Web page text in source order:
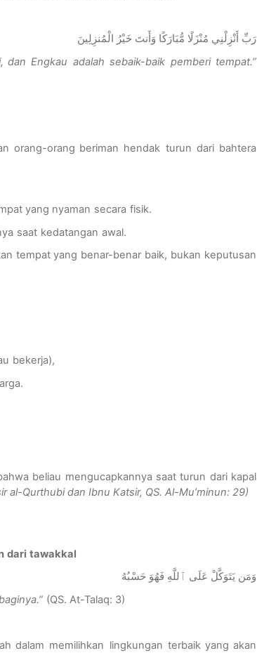
رَبِّ أَنْزِلْنِي مُنْزَلًا مُّبَارَكًا وَأَنتَ خَيْرُ الْمُنزِلِينَ
, danEngkau adalah sebaik-baik pemberi tempat.”
orang-orang beriman hendak turun dari bahtera
yang nyaman secara fisik.
saat kedatangan awal.
tempat yang benar-benar baik, bukan keputusan
bekerja),
.
beliau mengucapkannya saat turun dari kapal
al-Qurthubi dan Ibnu Katsir, QS. Al-Mu’minun: 29)
dari tawakkal
وَمَن يَتَوَكَّلْ عَلَى ٱللَّهِ فَهُوَ حَسْبُهُ
.” (QS. At-Talaq: 3)
dalam memilihkan lingkungan terbaikyangakan